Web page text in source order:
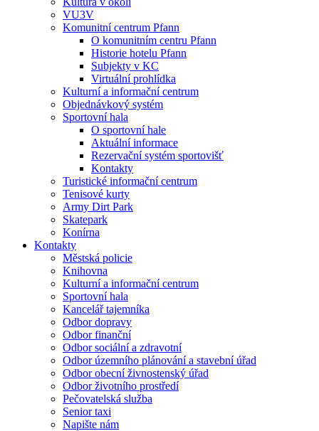
VU3V
Komunitní centrum Pfann
O komunitním centru Pfann
Historie hotelu Pfann
Subjekty v KC
Virtuální prohlídka
Kulturní a informační centrum
Objednávkový systém
Sportovní hala
O sportovní hale
Aktuální informace
Rezervační systém sportovišť
Kontakty
Turistické informační centrum
Tenisové kurty
Army Dirt Park
Skatepark
Konírna
Kontakty
Městská policie
Knihovna
Kulturní a informační centrum
Sportovní hala
Kancelář tajemníka
Odbor dopravy
Odbor finanční
Odbor sociální a zdravotní
Odbor územního plánování a stavební úřad
Odbor obecní živnostenský úřad
Odbor životního prostředí
Pečovatelská služba
Senior taxi
Napište nám